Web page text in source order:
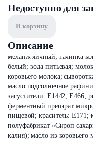
Недоступно для
В корзину
Описание
меланж яичный; начинка
белый; вода питьевая;
коровьего молока;
масло подсолнечное
загустители: Е1442, Е466;
ферментный препарат
пищевой; краситель: Е171;
полуфабрикат «Сироп
калия); масло из